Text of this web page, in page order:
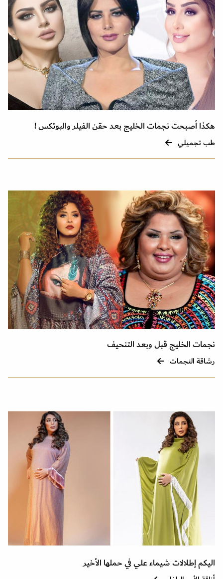
هكذا أصبحت نجمات الخليج بعد حقن الفيلر والبوتكس !
طب تجميلي
نجمات الخليج قبل وبعد التنحيف
رشاقة النجمات
اليكم إطلالات شيماء علي في حملها الأخير